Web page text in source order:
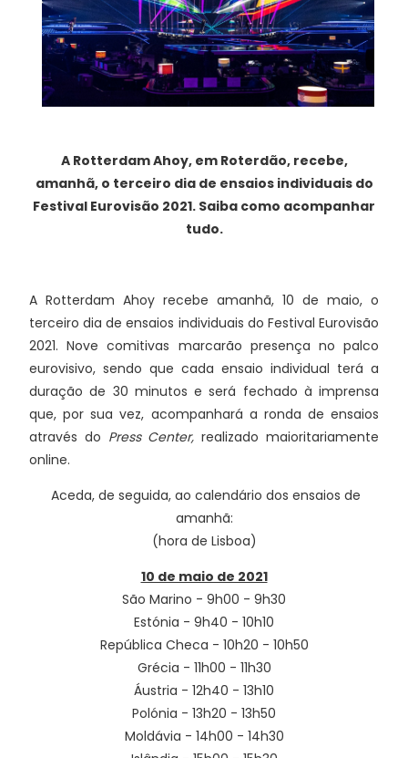
A Rotterdam Ahoy, em Roterdão, recebe,
amanhã, o terceiro dia de ensaios individuais do
Festival Eurovisão 2021. Saiba como acompanhar
tudo.
A Rotterdam Ahoy recebe amanhã, 10 de maio, o
terceiro dia de ensaios individuais do Festival Eurovisão
2021. Nove comitivas marcarão presença no palco
eurovisivo, sendo que cada ensaio individual terá a
duração de 30 minutos e será fechado à imprensa
que, por sua vez, acompanhará a ronda de ensaios
através do Press Center,realizado maioritariamente
online.
Aceda, de seguida, ao calendário dos ensaios de
amanhã:
(hora de Lisboa)
10 de maio de 2021
São Marino - 9h00 - 9h30
Estónia - 9h40 - 10h10
República Checa - 10h20 - 10h50
Grécia - 11h00 - 11h30
Áustria - 12h40 - 13h10
Polónia - 13h20 - 13h50
Moldávia - 14h00 - 14h30